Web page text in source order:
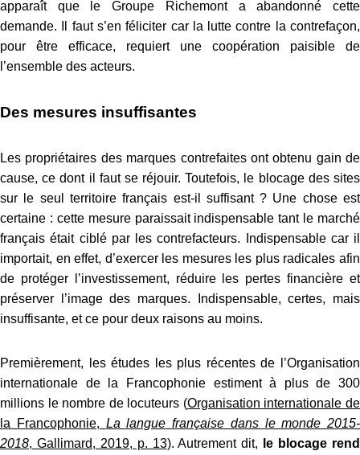
apparaît que le Groupe Richemont a abandonné cette
demande. Il faut s’en féliciter car la lutte contre la contrefaçon,
pour être efficace, requiert une coopération paisible de
l’ensemble des acteurs.
Des mesures insuffisantes
Les propriétaires des marques contrefaites ont obtenu gain de
cause, ce dont il faut se réjouir. Toutefois, le blocage des sites
sur le seul territoire français est-il suffisant ? Une chose est
certaine : cette mesure paraissait indispensable tant le marché
français était ciblé par les contrefacteurs. Indispensable car il
importait, en effet, d’exercer les mesures les plus radicales afin
de protéger l’investissement, réduire les pertes financière et
préserver l’image des marques. Indispensable, certes, mais
insuffisante, et ce pour deux raisons au moins.
Premièrement, les études les plus récentes de l’Organisation
internationale de la Francophonie estiment à plus de 300
millions le nombre de locuteurs (Organisation internationale de
la Francophonie, La langue française dans le monde 2015-
2018, Gallimard, 2019, p. 13). Autrement dit,
le blocage rend